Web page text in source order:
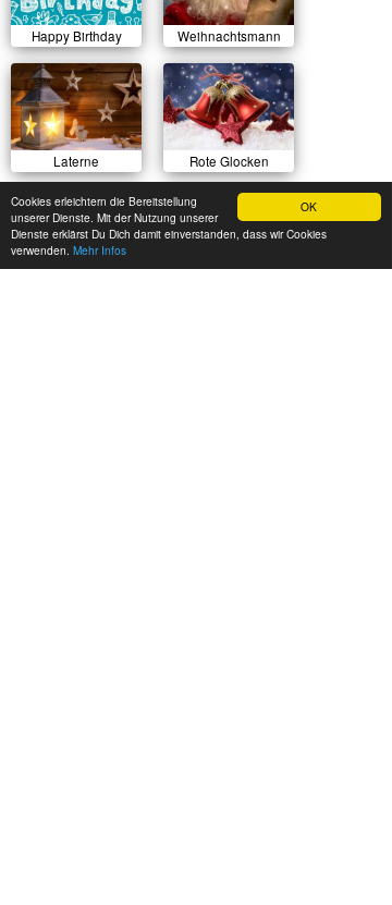
OK
Cookies erleichtern die Bereitstellung
unserer Dienste. Mit der Nutzung unserer
Dienste erklärst Du Dich damit einverstanden, dass wir Cookies
verwenden. Mehr Infos
Happy Birthday Weihnachtsmann
Laterne Rote Glocken